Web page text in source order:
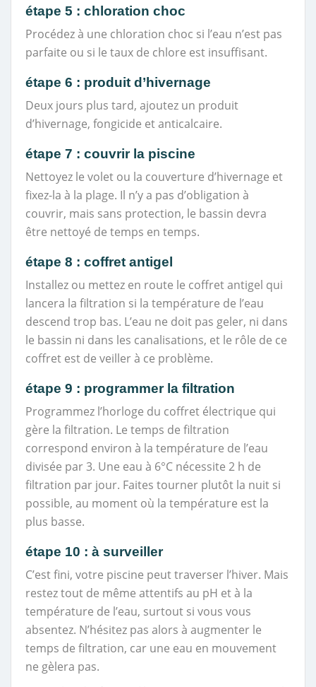
étape 5 : chloration choc
Procédez à une chloration choc si l’eau n’est pas
parfaite ou si le taux de chlore est insuffisant.
étape 6 : produit d’hivernage
Deux jours plus tard, ajoutez un produit
d’hivernage, fongicide et anticalcaire.
étape 7 : couvrir la piscine
Nettoyez le volet ou la couverture d’hivernage et
fixez-la à la plage. Il n’y a pas d’obligation à
couvrir, mais sans protection, le bassin devra
être nettoyé de temps en temps.
étape 8 : coffret antigel
Installez ou mettez en route le coffret antigel qui
lancera la filtration si la température de l’eau
descend trop bas. L’eau ne doit pas geler, ni dans
le bassin ni dans les canalisations, et le rôle de ce
coffret est de veiller à ce problème.
étape 9 : programmer la filtration
Programmez l’horloge du coffret électrique qui
gère la filtration. Le temps de filtration
correspond environ à la température de l’eau
divisée par 3. Une eau à 6°C nécessite 2 h de
filtration par jour. Faites tourner plutôt la nuit si
possible, au moment où la température est la
plus basse.
étape 10 : à surveiller
C’est fini, votre piscine peut traverser l’hiver. Mais
restez tout de même attentifs au pH et à la
température de l’eau, surtout si vous vous
absentez. N’hésitez pas alors à augmenter le
temps de filtration, car une eau en mouvement
ne gèlera pas.